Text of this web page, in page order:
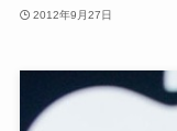
2012年9月27日